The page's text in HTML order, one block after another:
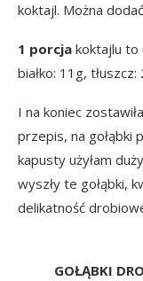
koktajl. Można
1 porcja koktajlu to
białko: 11g, tłuszcz:
I na koniec
przepis, na gołąbki
kapusty użyłam
wyszły te gołąbki,
delikatność
GOŁĄBKI